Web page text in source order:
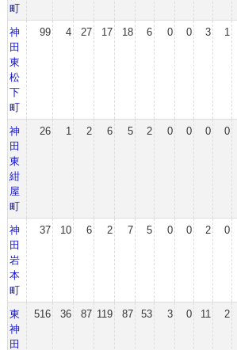
町
神
田
東
松
下
町
99 4 27 17 18 6 0 0 3 1
神
田
東
紺
屋
町
26 1 2 6 5 2 0 0 0 0
神
田
岩
本
町
37 10 6 2 7 5 0 0 2 0
東
神
田
516 36 87 119 87 53 3 0 11 2